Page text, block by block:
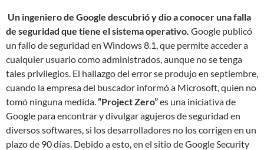
Un ingeniero de Google descubrió y dio a conocer una falla
de seguridad que tiene el sistema operativo. Google publicó
un fallo de seguridad en Windows 8.1, que permite acceder a
cualquier usuario como administrados, aunque no se tenga
tales privilegios. El hallazgo del error se produjo en septiembre,
cuando la empresa del buscador informó a Microsoft, quien no
tomó ninguna medida.“Project Zero”es una iniciativa de
Google para encontrar y divulgar agujeros de seguridad en
diversos softwares, si los desarrolladores no los corrigen en un
plazo de 90 días. Debido a esto, en el sitio de Google Security